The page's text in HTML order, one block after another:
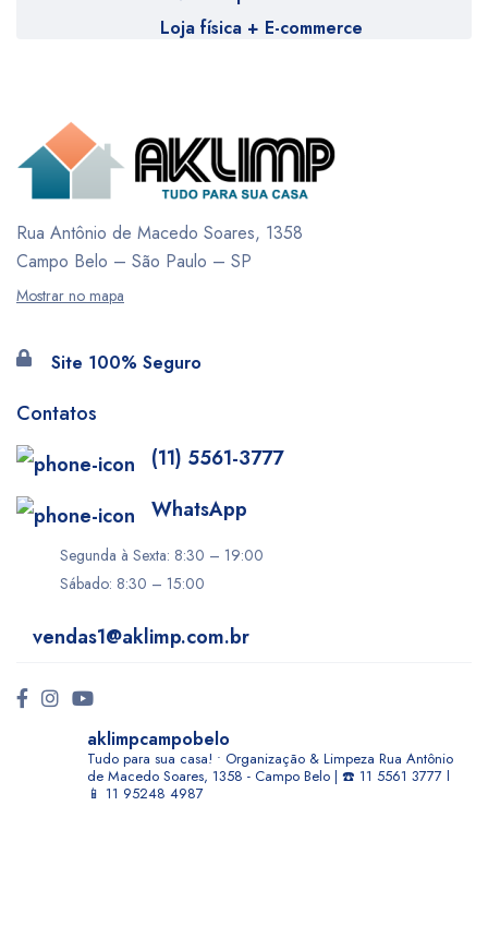
Loja física + E-commerce
Rua Antônio de Macedo Soares, 1358
Campo Belo – São Paulo – SP
Mostrar no mapa
Site 100% Seguro
Contatos
(11) 5561-3777
WhatsApp
Segunda à Sexta: 8:30 – 19:00
Sábado: 8:30 – 15:00
vendas1@aklimp.com.br
aklimpcampobelo
Tudo para sua casa! • Organização & Limpeza Rua Antônio
de Macedo Soares, 1358 - Campo Belo | ☎️ 11 5561 3777 l
📱 11 95248 4987